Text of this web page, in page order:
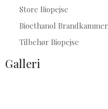
Store Biopejse
Bioethanol Brandkammer
Tilbehør Biopejse
Galleri